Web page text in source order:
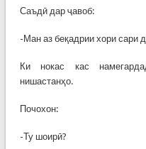
Саъдӣ дар ҷавоб:
-Ман аз беқадрии хори сари
Ки нокас кас
нишастанҳо.
Почохон:
-Ту шоирӣ?